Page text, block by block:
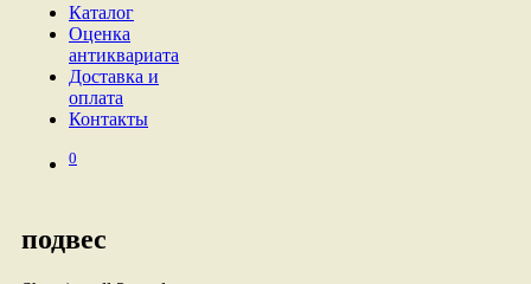
Каталог
Оценка
антиквариата
Доставка и
оплата
Контакты
0
подвес